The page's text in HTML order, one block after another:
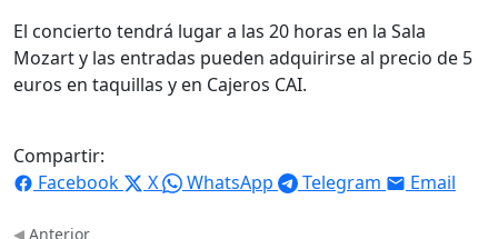
El concierto tendrá lugar a las 20 horas en la Sala
Mozart y las entradas pueden adquirirse al precio de 5
euros en taquillas y en Cajeros CAI.
Compartir:
Facebook
X WhatsApp Telegram Email
Anterior